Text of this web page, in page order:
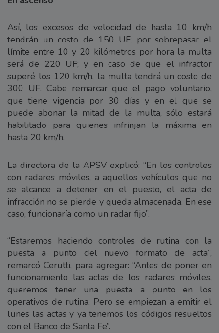
Así, los excesos de velocidad de hasta 10 km/h
tendrán un costo de 150 UF; por sobrepasar el
límite entre 10 y 20 kilómetros por hora la multa
será de 220 UF; y en caso de que el infractor
superé los 120 km/h, la multa tendrá un costo de
300 UF. Cabe remarcar que el pago voluntario,
que tiene vigencia por 30 días y en el que se
puede abonar la mitad de la multa, sólo estará
habilitado para quienes infrinjan la máxima en
hasta 20 km/h.
La directora de la APSV explicó: “En los controles
con radares móviles, a aquellos vehículos que no
se alcance a detener en el puesto, el acta de
infracción no se pierde y queda almacenada. En ese
caso, funcionaría como un radar fijo”.
“Estaremos haciendo controles de rutina con la
puesta a punto del nuevo formato de acta”,
remarcó Cerutti, para agregar: “Antes de poner en
funcionamiento las actas de los radares móviles,
queremos tener una puesta a punto en los
operativos de rutina. Pero se empiezan a emitir el
lunes las actas y ya tenemos los códigos resueltos
con el Banco de Santa Fe”.